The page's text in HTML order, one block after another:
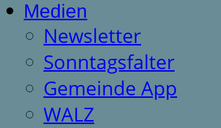
Medien
Newsletter
Sonntagsfalter
Gemeinde App
WALZ